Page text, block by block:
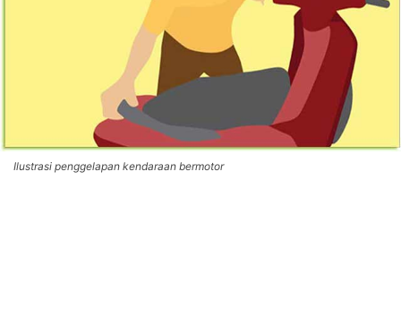
Ilustrasi penggelapan kendaraan bermotor